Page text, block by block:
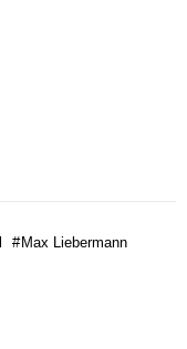
# Max Liebermann